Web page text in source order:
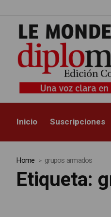
Inicio Suscripciones
Home grupos armados
Etiqueta: